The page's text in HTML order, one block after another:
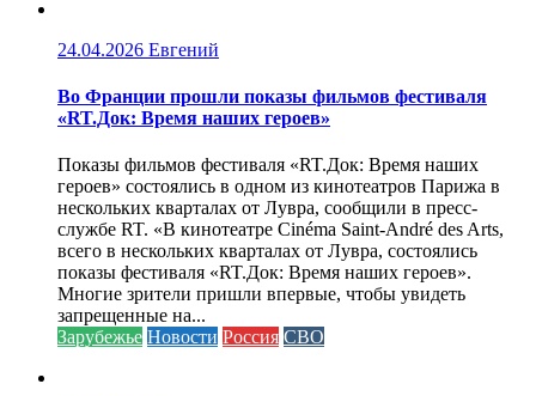
24.04.2026 Евгений
Во Франции прошли показы фильмов фестиваля
«RT.Док: Время наших героев»
Показы фильмов фестиваля «RT.Док: Время наших
героев» состоялись в одном из кинотеатров Парижа в
нескольких кварталах от Лувра, сообщили в пресс-
службе RT. «В кинотеатре Cinéma Saint-André des Arts,
всего в нескольких кварталах от Лувра, состоялись
показы фестиваля «RT.Док: Время наших героев».
Многие зрители пришли впервые, чтобы увидеть
запрещенные на...
Зарубежье Новости Россия СВО